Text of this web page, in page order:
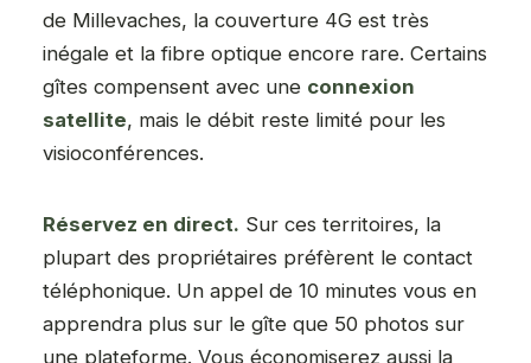
de Millevaches, la couverture 4G est très
inégale et la fibre optique encore rare. Certains
gîtes compensent avec une connexion
satellite, mais le débit reste limité pour les
visioconférences.
Réservez en direct. Sur ces territoires, la
plupart des propriétaires préfèrent le contact
téléphonique. Un appel de 10 minutes vous en
apprendra plus sur le gîte que 50 photos sur
une plateforme. Vous économiserez aussi la